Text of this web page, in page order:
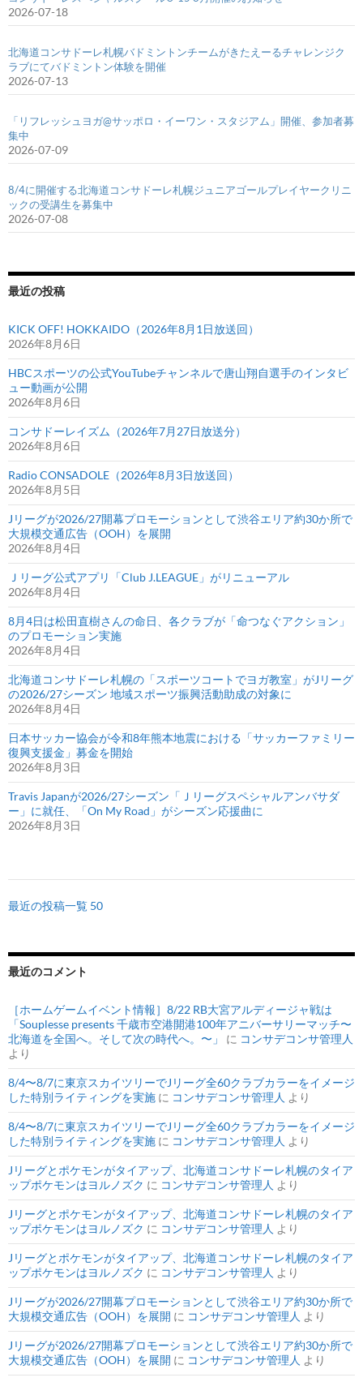
2026-07-18
北海道コンサドーレ札幌バドミントンチームがきたえーるチャレンジク
ラブにてバドミントン体験を開催
2026-07-13
「リフレッシュヨガ@サッポロ・イーワン・スタジアム」開催、参加者募
集中
2026-07-09
8/4に開催する北海道コンサドーレ札幌ジュニアゴールプレイヤークリニ
ックの受講生を募集中
2026-07-08
最近の投稿
KICK OFF! HOKKAIDO（2026年8月1日放送回）
2026年8月6日
HBCスポーツの公式YouTubeチャンネルで唐山翔自選手のインタビ
ュー動画が公開
2026年8月6日
コンサドーレイズム（2026年7月27日放送分）
2026年8月6日
Radio CONSADOLE（2026年8月3日放送回）
2026年8月5日
Jリーグが2026/27開幕プロモーションとして渋谷エリア約30か所で
大規模交通広告（OOH）を展開
2026年8月4日
Ｊリーグ公式アプリ「Club J.LEAGUE」がリニューアル
2026年8月4日
8月4日は松田直樹さんの命日、各クラブが「命つなぐアクション」
のプロモーション実施
2026年8月4日
北海道コンサドーレ札幌の「スポーツコートでヨガ教室」がJリーグ
の2026/27シーズン 地域スポーツ振興活動助成の対象に
2026年8月4日
日本サッカー協会が令和8年熊本地震における「サッカーファミリー
復興支援金」募金を開始
2026年8月3日
Travis Japanが2026/27シーズン「Ｊリーグスペシャルアンバサダ
ー」に就任、「On My Road」がシーズン応援曲に
2026年8月3日
最近の投稿一覧 50
最近のコメント
［ホームゲームイベント情報］8/22 RB大宮アルディージャ戦は
「Souplesse presents 千歳市空港開港100年アニバーサリーマッチ〜
北海道を全国へ。そして次の時代へ。〜」
に コンサデコンサ管理人
より
8/4〜8/7に東京スカイツリーでJリーグ全60クラブカラーをイメージ
した特別ライティングを実施 に コンサデコンサ管理人 より
8/4〜8/7に東京スカイツリーでJリーグ全60クラブカラーをイメージ
した特別ライティングを実施 に コンサデコンサ管理人 より
Jリーグとポケモンがタイアップ、北海道コンサドーレ札幌のタイア
ップポケモンはヨルノズク に コンサデコンサ管理人 より
Jリーグとポケモンがタイアップ、北海道コンサドーレ札幌のタイア
ップポケモンはヨルノズク に コンサデコンサ管理人 より
Jリーグとポケモンがタイアップ、北海道コンサドーレ札幌のタイア
ップポケモンはヨルノズク に コンサデコンサ管理人 より
Jリーグが2026/27開幕プロモーションとして渋谷エリア約30か所で
大規模交通広告（OOH）を展開 に コンサデコンサ管理人 より
Jリーグが2026/27開幕プロモーションとして渋谷エリア約30か所で
大規模交通広告（OOH）を展開 に コンサデコンサ管理人 より